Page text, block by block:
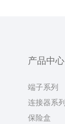
产品中心
端子系列
连接器系列
保险盒